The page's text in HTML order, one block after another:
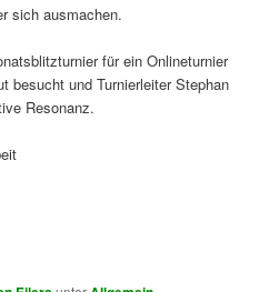
sich ausmachen.
für ein Onlineturnier
besucht und Turnierleiter Stephan
Resonanz.